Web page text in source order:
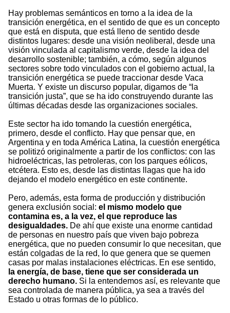
Hay problemas semánticos en torno a la idea de la
transición energética, en el sentido de que es un concepto
que está en disputa, que está lleno de sentido desde
distintos lugares: desde una visión neoliberal, desde una
visión vinculada al capitalismo verde, desde la idea del
desarrollo sostenible; también, a cómo, según algunos
sectores sobre todo vinculados con el gobierno actual, la
transición energética se puede traccionar desde Vaca
Muerta. Y existe un discurso popular, digamos de “la
transición justa”, que se ha ido construyendo durante las
últimas décadas desde las organizaciones sociales.
Este sector ha ido tomando la cuestión energética,
primero, desde el conflicto. Hay que pensar que, en
Argentina y en toda América Latina, la cuestión energética
se politizó originalmente a partir de los conflictos: con las
hidroeléctricas, las petroleras, con los parques eólicos,
etcétera. Esto es, desde las distintas llagas que ha ido
dejando el modelo energético en este continente.
Pero, además, esta forma de producción y distribución
genera exclusión social: el mismo modelo que
contamina es, a la vez, el que reproduce las
desigualdades. De ahí que existe una enorme cantidad
de personas en nuestro país que viven bajo pobreza
energética, que no pueden consumir lo que necesitan, que
están colgadas de la red, lo que genera que se quemen
casas por malas instalaciones eléctricas. En ese sentido,
la energía, de base, tiene que ser considerada un
derecho humano. Si la entendemos así, es relevante que
sea controlada de manera pública, ya sea a través del
Estado u otras formas de lo público.